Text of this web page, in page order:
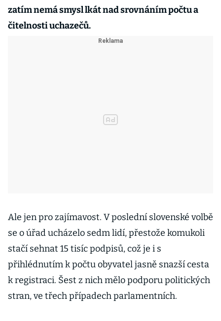
zatím nemá smysl lkát nad srovnáním počtu a
čitelnosti uchazečů.
Ale jen pro zajímavost. V poslední slovenské volbě
se o úřad ucházelo sedm lidí, přestože komukoli
stačí sehnat 15 tisíc podpisů, což je i s
přihlédnutím k počtu obyvatel jasně snazší cesta
k registraci. Šest z nich mělo podporu politických
stran, ve třech případech parlamentních.